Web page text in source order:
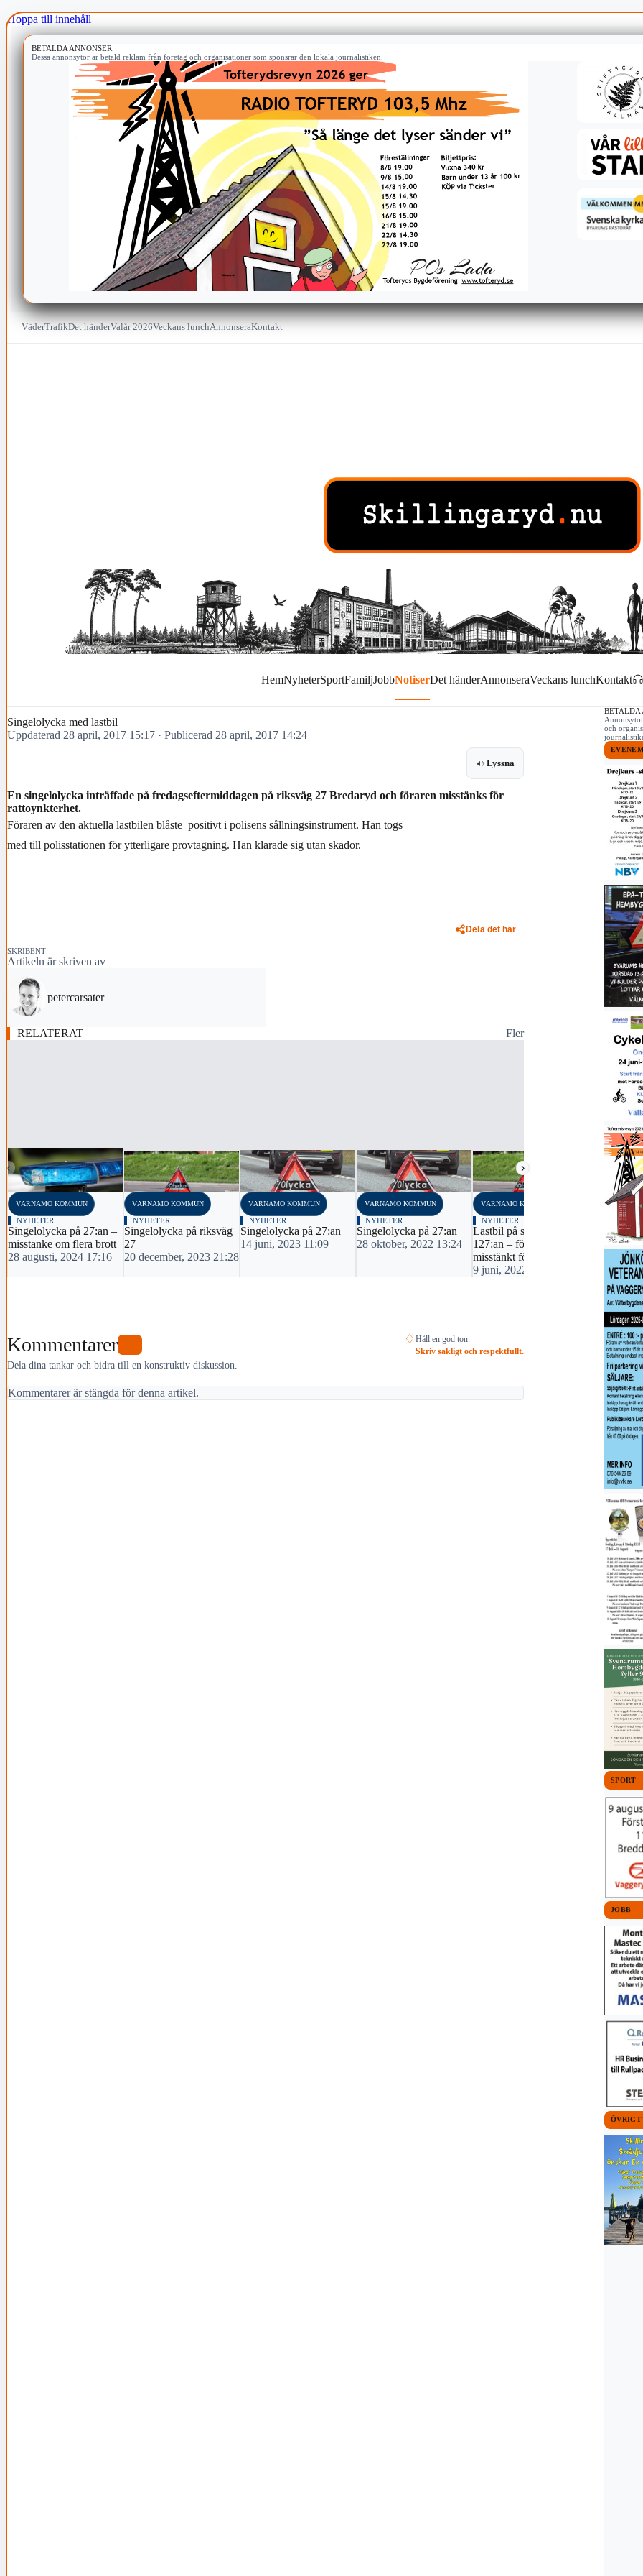
Hoppa till innehåll
BETALDA ANNONSER
Dessa annonsytor är betald reklam från företag och organisationer som sponsrar den lokala journalistiken.
VäderTrafikDet händerValår 2026Veckans lunchAnnonseraKontakt
HemNyheterSportFamiljJobbNotiserDet händerAnnonseraVeckans lunchKontakt
Singelolycka med lastbil
Uppdaterad 28 april, 2017 15:17 · Publicerad 28 april, 2017 14:24
Lyssna
En singelolycka inträffade på fredagseftermiddagen på riksväg 27 Bredaryd och föraren misstänks för
rattoynkterhet.
Föraren av den aktuella lastbilen blåste positivt i polisens sållningsinstrument. Han togs
med till polisstationen för ytterligare provtagning. Han klarade sig utan skador.
Dela det här
SKRIBENT
Artikeln är skriven av
petercarsater
RELATERAT Fler
‹ ›
VÄRNAMO KOMMUN
NYHETER
Singelolycka på 27:an –
misstanke om flera brott
28 augusti, 2024 17:16
VÄRNAMO KOMMUN
NYHETER
Singelolycka på riksväg
27
20 december, 2023 21:28
VÄRNAMO KOMMUN
NYHETER
Singelolycka på 27:an
14 juni, 2023 11:09
VÄRNAMO KOMMUN
NYHETER
Singelolycka på 27:an
28 oktober, 2022 13:24
VÄRNAMO KOMMUN
NYHETER
Lastbil på sidan på
127:an – föraren
misstänkt för rattfylleri
9 juni, 2022 15:57
VÄRNAMO
16
Kommentarer
Dela dina tankar och bidra till en konstruktiv diskussion.
♢ Håll en god ton.
Skriv sakligt och respektfullt.
Kommentarer är stängda för denna artikel.
BETALDA
och
SPORT
JOBB
ÖVRIGT